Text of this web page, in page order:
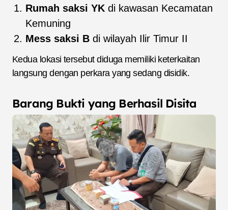
Rumah saksi YKdi kawasan Kecamatan
Kemuning
Mess saksi Bdi wilayah Ilir Timur II
Kedua lokasi tersebut diduga memiliki keterkaitan
langsung dengan perkara yang sedang disidik.
Barang Bukti yang Berhasil Disita